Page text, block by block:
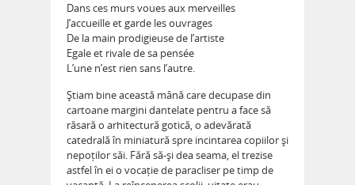
Dans ces murs voues aux merveilles
J’accueille et garde les ouvrages
De la main prodigieuse de l’artiste
Egale et rivale de sa pensée
L’une n’est rien sans l’autre.
Știam bine această mână care decupase din
cartoane margini dantelate pentru a face să
răsară o arhitectură gotică, o adevărată
catedrală în miniatură spre incintarea copiilor și
nepoților săi. Fără să-și dea seama, el trezise
astfel în ei o vocație de paracliser pe timp de